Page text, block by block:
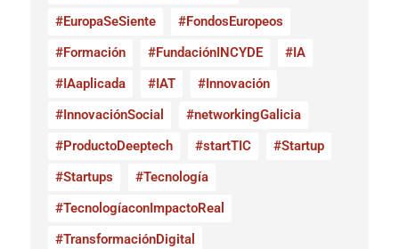
#EuropaSeSiente
#FondosEuropeos
#Formación
#FundaciónINCYDE
#IA
#IAaplicada
#IAT
#Innovación
#InnovaciónSocial
#networkingGalicia
#ProductoDeeptech
#startTIC
#Startup
#Startups
#Tecnología
#TecnologíaconImpactoReal
#TransformaciónDigital